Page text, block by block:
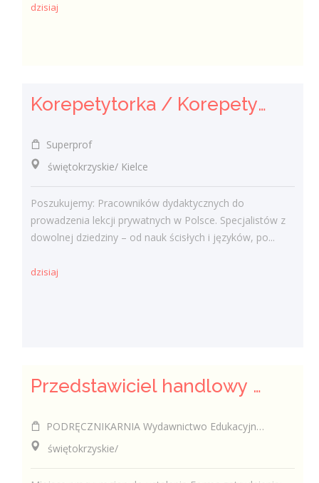
dzisiaj
Korepetytorka / Korepetytor
Superprof
świętokrzyskie/ Kielce
Poszukujemy: Pracowników dydaktycznych do
prowadzenia lekcji prywatnych w Polsce. Specjalistów z
dowolnej dziedziny – od nauk ścisłych i języków, po...
dzisiaj
Przedstawiciel handlowy / Przedstawicielka handlowa w branży edukacyjnej
PODRĘCZNIKARNIA Wydawnictwo Edukacyjne Sp. z o.o.
świętokrzyskie/